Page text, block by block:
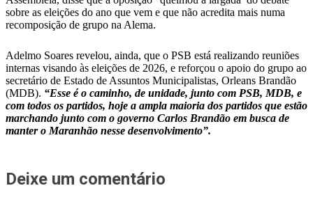
sobre as eleições do ano que vem e que não acredita mais numa
recomposição de grupo na Alema.
Adelmo Soares revelou, ainda, que o PSB está realizando reuniões
internas visando às eleições de 2026, e reforçou o apoio do grupo ao
secretário de Estado de Assuntos Municipalistas, Orleans Brandão
(MDB). “Esse é o caminho, de unidade, junto com PSB, MDB, e
com todos os partidos, hoje a ampla maioria dos partidos que estão
marchando junto com o governo Carlos Brandão em busca de
manter o Maranhão nesse desenvolvimento”.
Deixe um comentário